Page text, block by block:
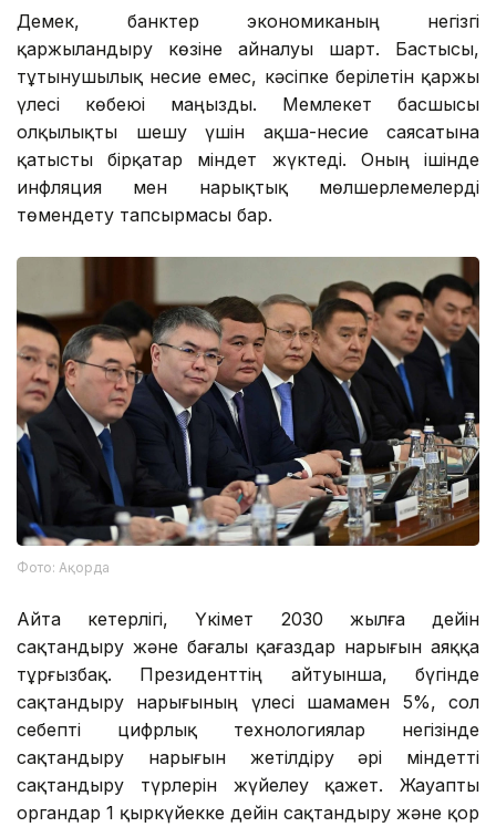
Демек, банктер экономиканың негізгі
қаржыландыру көзіне айналуы шарт. Бастысы,
тұтынушылық несие емес, кәсіпке берілетін қаржы
үлесі көбеюі маңызды. Мемлекет басшысы
олқылықты шешу үшін ақша-несие саясатына
қатысты бірқатар міндет жүктеді. Оның ішінде
инфляция мен нарықтық мөлшерлемелерді
төмендету тапсырмасы бар.
Фото: Ақорда
Айта кетерлігі, Үкімет 2030 жылға дейін
сақтандыру және бағалы қағаздар нарығын аяққа
тұрғызбақ. Президенттің айтуынша, бүгінде
сақтандыру нарығының үлесі шамамен 5%, сол
себепті цифрлық технологиялар негізінде
сақтандыру нарығын жетілдіру әрі міндетті
сақтандыру түрлерін жүйелеу қажет. Жауапты
органдар 1 қыркүйекке дейін сақтандыру және қор